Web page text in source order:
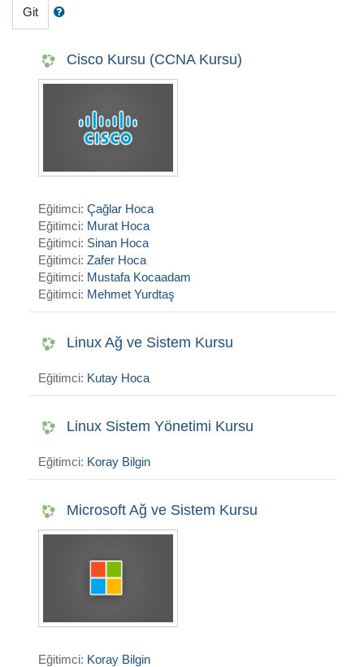
Git
Cisco Kursu (CCNA Kursu)
Eğitimci: Çağlar Hoca
Eğitimci: Murat Hoca
Eğitimci: Sinan Hoca
Eğitimci: Zafer Hoca
Eğitimci: Mustafa Kocaadam
Eğitimci: Mehmet Yurdtaş
Linux Ağ ve Sistem Kursu
Eğitimci: Kutay Hoca
Linux Sistem Yönetimi Kursu
Eğitimci: Koray Bilgin
Microsoft Ağ ve Sistem Kursu
Eğitimci: Koray Bilgin